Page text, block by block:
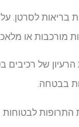
בריאות לסרטן. על
מורכבות או
של רכיבים
בבטחה.
התרופות לבטוחות